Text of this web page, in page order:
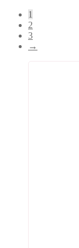
1
2
3
→